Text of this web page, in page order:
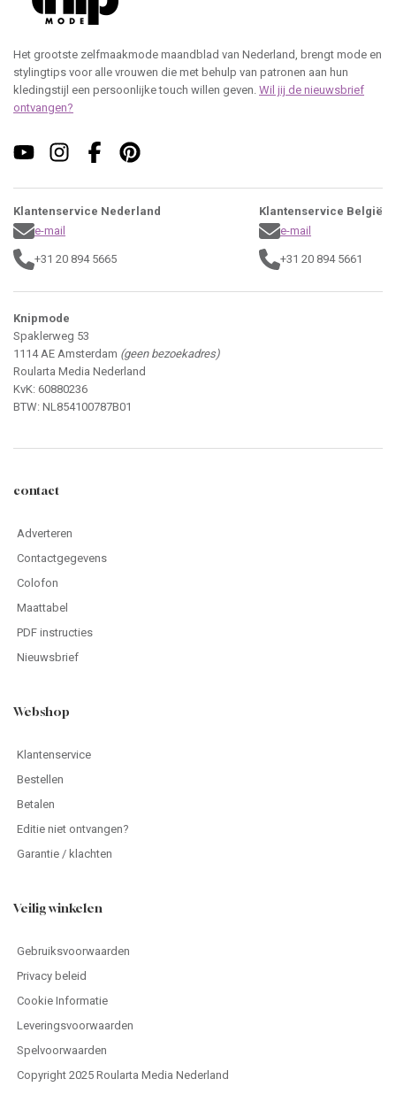
Het grootste zelfmaakmode maandblad van Nederland, brengt mode en
stylingtips voor alle vrouwen die met behulp van patronen aan hun
kledingstijl een persoonlijke touch willen geven. Wil jij de nieuwsbrief
ontvangen?
Klantenservice Nederland
e-mail
+31 20 894 5665
Klantenservice België
e-mail
+31 20 894 5661
Knipmode
Spaklerweg 53
1114 AE Amsterdam (geen bezoekadres)
Roularta Media Nederland
KvK: 60880236
BTW: NL854100787B01
contact
Adverteren
Contactgegevens
Colofon
Maattabel
PDF instructies
Nieuwsbrief
Webshop
Klantenservice
Bestellen
Betalen
Editie niet ontvangen?
Garantie / klachten
Veilig winkelen
Gebruiksvoorwaarden
Privacy beleid
Cookie Informatie
Leveringsvoorwaarden
Spelvoorwaarden
Copyright 2025 Roularta Media Nederland